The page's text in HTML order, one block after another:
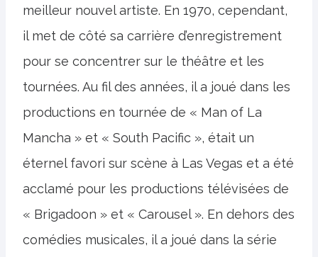
meilleur nouvel artiste. En 1970, cependant,
il met de côté sa carrière d’enregistrement
pour se concentrer sur le théâtre et les
tournées. Au fil des années, il a joué dans les
productions en tournée de « Man of La
Mancha » et « South Pacific », était un
éternel favori sur scène à Las Vegas et a été
acclamé pour les productions télévisées de
« Brigadoon » et « Carousel ». En dehors des
comédies musicales, il a joué dans la série